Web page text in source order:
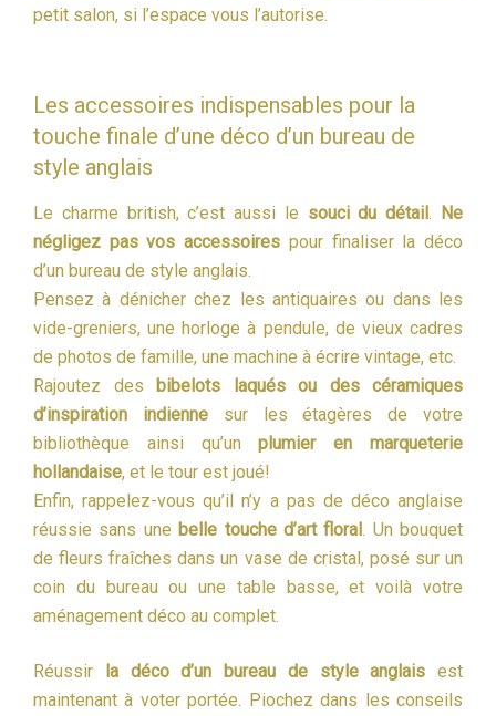
petit salon, si l’espace vous l’autorise.
Les accessoires indispensables pour la
touche finale d’une déco d’un bureau de
style anglais
Le charme british, c’est aussi le souci du détail. Ne
négligez pas vos accessoires pour finaliser la déco
d’un bureau de style anglais.
Pensez à dénicher chez les antiquaires ou dans les
vide-greniers, une horloge à pendule, de vieux cadres
de photos de famille, une machine à écrire vintage, etc.
Rajoutez des bibelots laqués ou des céramiques
d’inspiration indiennesur les étagères de votre
bibliothèque ainsi qu’unplumier en marqueterie
hollandaise, et le tour est joué!
Enfin, rappelez-vous qu’il n’y a pas de déco anglaise
réussie sans une belle touche d’art floral. Un bouquet
de fleurs fraîches dans un vase de cristal, posé sur un
coin du bureau ou une table basse, et voilà votre
aménagement déco au complet.
Réussir la déco d’un bureau de style anglais est
maintenant à voter portée. Piochez dans les conseils